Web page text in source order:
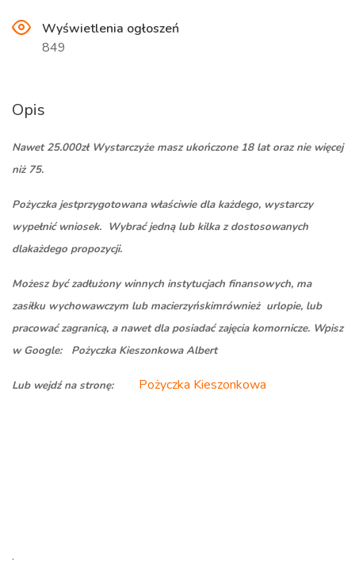
Wyświetlenia ogłoszeń
849
Opis
Nawet 25.000zł Wystarczyże masz ukończone 18 lat oraz nie więcej
niż 75.
Pożyczka jestprzygotowana właściwie dla każdego, wystarczy
wypełnić wniosek. Wybrać jedną lub kilka z dostosowanych
dlakażdego propozycji.
Możesz być zadłużony winnych instytucjach finansowych, ma
zasiłku wychowawczym lub macierzyńskimrównież urlopie, lub
pracować zagranicą, a nawet dla posiadać zajęcia komornicze. Wpisz
w Google: Pożyczka Kieszonkowa Albert
Lub wejdź na stronę: Pożyczka Kieszonkowa
.